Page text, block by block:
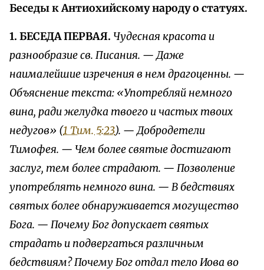
Беседы к Антиохийскому народу о статуях.
1. БЕСЕДА ПЕРВАЯ. Чудесная красота и
разнообразие св. Писания. — Даже
наималейшие изречения в нем драгоценны. —
Объяснение текста: «Употребляй немного
вина, ради желудка твоего и частых твоих
недугов» (1 Тим. 5:23). — Добродетели
Тимофея. — Чем более святые достигают
заслуг, тем более страдают. — Позволение
употреблять немного вина. — В бедствиях
святых более обнаруживается могущество
Бога. — Почему Бог допускает святых
страдать и подвергаться различным
бедствиям? Почему Бог отдал тело Иова во